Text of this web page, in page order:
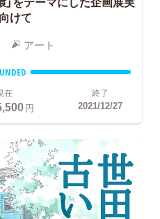
けて
アート
在
円
終了
2021/12/27